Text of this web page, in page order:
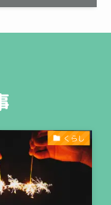
くらし